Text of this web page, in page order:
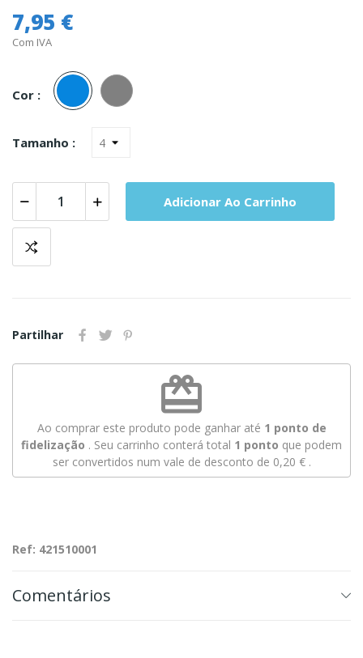
7,95 €
Com IVA
Cor :
Azul
Tamanho :
Adicionar Ao Carrinho
Partilhar
redeem
Ao comprar este produto pode ganhar até 1 ponto de
fidelização . Seu carrinho conterá total 1 ponto que podem
ser convertidos num vale de desconto de 0,20 €.
Ref: 421510001
Comentários